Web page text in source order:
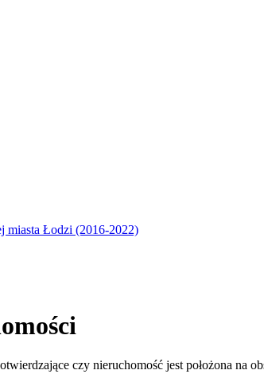
miasta Łodzi (2016-2022)
czy nieruchomość jest położona na